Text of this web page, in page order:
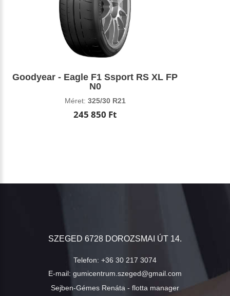
Goodyear - Eagle F1 Ssport RS XL FP
N0
Méret: 325/30 R21
245 850 Ft
SZEGED 6728 DOROZSMAI ÚT 14.
Telefon: +36 30 217 3074
E-mail: gumicentrum.szeged@gmail.com
Sejben-Gémes Renáta - flotta manager